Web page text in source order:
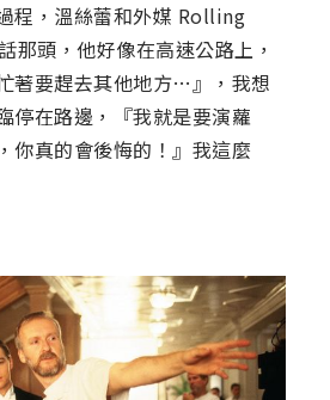
程，溫絲蕾和外媒 Rolling
那頭，他好像在高速公路上，
著要趕去其他地方…』，我想
停在路邊，『我就是要演蘿
你真的會後悔的！』我這麼